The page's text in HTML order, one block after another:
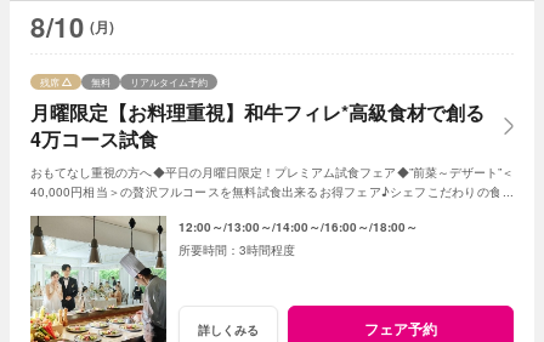
8/10 (月)
月曜限定【お料理重視】和牛フィレ*高級食材で創る
4万コース試食
残席 無料 リアルタイム予約
おもてなし重視の方へ◆平日の月曜日限定！プレミアム試食フェア◆”前菜～デザート”＜
40,000円相当＞の贅沢フルコースを無料試食出来るお得フェア♪シェフこだわりの食材
12:00～ 13:00～ 14:00～ 16:00～ 18:00～
3時間程度
詳しくみる フェア予約